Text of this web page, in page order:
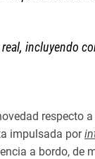
incluyendo
respecto
impulsada por
a bordo, de